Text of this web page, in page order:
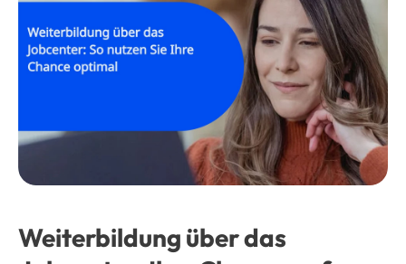
Weiterbildung über das